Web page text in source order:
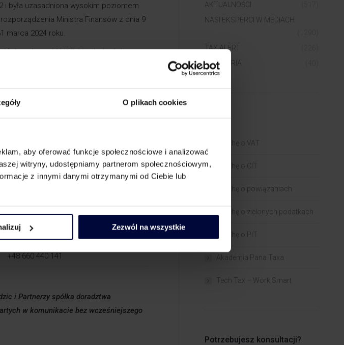
O plikach cookies
aby oferować funkcje społecznościowe i analizować
witryny, udostępniamy partnerom społecznościowym,
z innymi danymi otrzymanymi od Ciebie lub
Zezwól na wszystkie
była uzasadniona wysokim poziomem
Ministra Finansów z dnia 9
marca 2024 roku.
stawki VAT 0% nie będzie.
żywnościowych będzie 5% stawka
inflacji (według wstępnych danych GUS
rocznego tempa wzrostu cen
przewidywanymi, dalszymi spadkami
z koniecznością przeprogramowania
– w tym zakresie w dalszym
+48 501 733 720
+48 660 440 141
i Partnerzy spółka doradztwa
w komunikacie bez wcześniejszego
AKTUALNOŚCI
NASI EKSPERCI W MEDIACH
TAX ALERT
WEBINARIA
Trochę o VAT
Trochę o CIT
Trochę o powiązaniach​
Trochę o zielonych podatkach
Trochę o PIT
Akademia Pana Taxa
Tech Tax – Work Smart
Potrzebujesz konsultacji?